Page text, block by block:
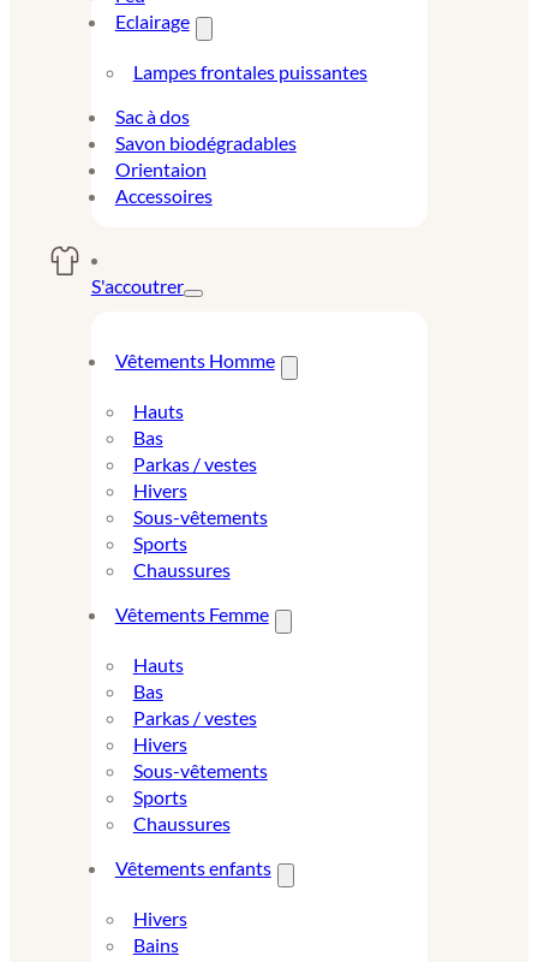
Eclairage
Lampes frontales puissantes
Sac à dos
Savon biodégradables
Orientaion
Accessoires
S'accoutrer
Vêtements Homme
Hauts
Bas
Parkas / vestes
Hivers
Sous-vêtements
Sports
Chaussures
Vêtements Femme
Hauts
Bas
Parkas / vestes
Hivers
Sous-vêtements
Sports
Chaussures
Vêtements enfants
Hivers
Bains